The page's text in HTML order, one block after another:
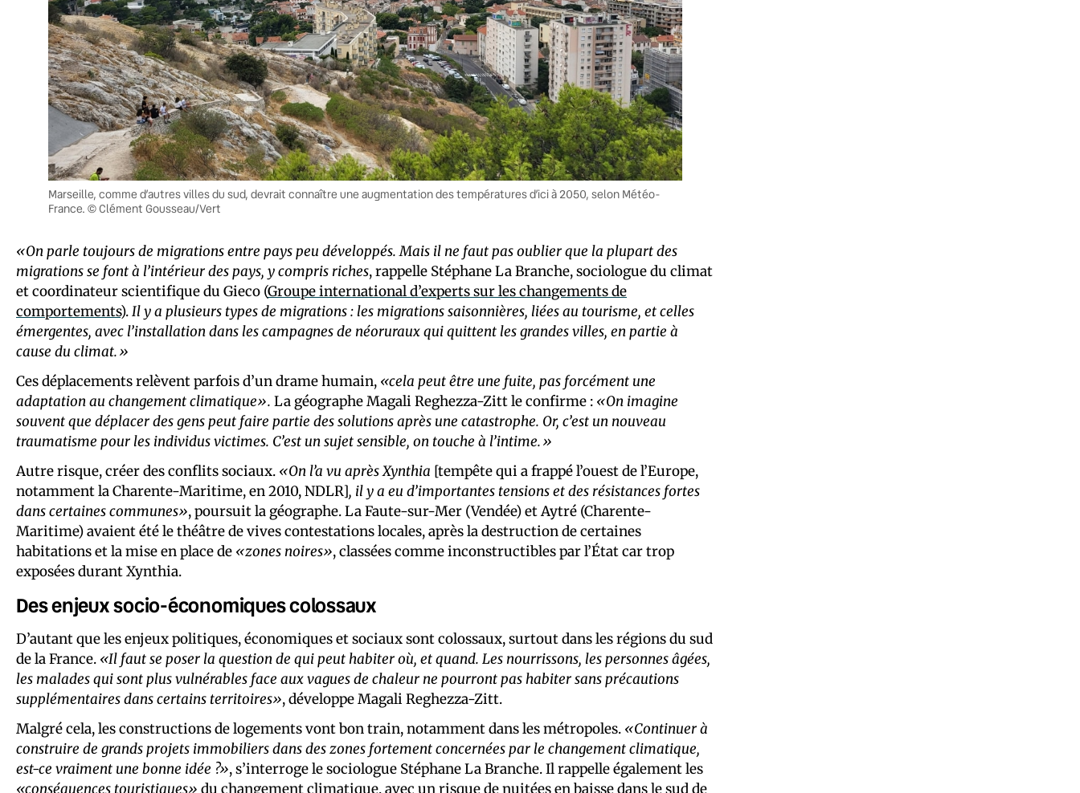
Marseille, comme d’autres villes du sud, devrait connaître une augmentation des températures d’ici à 2050, selon Météo-
France. © Clément Gousseau/Vert
«On parle toujours de migrations entre pays peu développés. Mais il ne faut pas oublier que la plupart des
migrations se font à l’intérieur des pays, y compris riches, rappelle Stéphane La Branche, sociologue du climat
et coordinateur scientifique du Gieco (Groupe international d’experts sur les changements de
comportements).Il y a plusieurs types de migrations : les migrations saisonnières, liées au tourisme, et celles
émergentes, avec l’installation dans les campagnes de néoruraux qui quittent les grandes villes, en partie à
cause du climat.»
Ces déplacements relèvent parfois d’un drame humain, «cela peut être une fuite, pas forcément une
adaptation au changement climatique». La géographe Magali Reghezza-Zitt le confirme : «On imagine
souvent que déplacer des gens peut faire partie des solutions après une catastrophe. Or, c’est un nouveau
traumatisme pour les individus victimes. C’est un sujet sensible, on touche à l’intime.»
Autre risque, créer des conflits sociaux. «On l’a vu après Xynthia [tempête qui a frappé l’ouest de l’Europe,
notamment la Charente-Maritime, en 2010, NDLR], il y a eu d’importantes tensions et des résistances fortes
dans certaines communes», poursuit la géographe. La Faute-sur-Mer (Vendée) et Aytré (Charente-
Maritime) avaient été le théâtre de vives contestations locales, après la destruction de certaines
habitations et la mise en place de «zones noires», classées comme inconstructibles par l’État car trop
exposées durant Xynthia.
Des enjeux socio-économiques colossaux
D’autant que les enjeux politiques, économiques et sociaux sont colossaux, surtout dans les régions du sud
de la France. «Il faut se poser la question de qui peut habiter où, et quand. Les nourrissons, les personnes âgées,
les malades qui sont plus vulnérables face aux vagues de chaleur ne pourront pas habiter sans précautions
supplémentaires dans certains territoires», développe Magali Reghezza-Zitt.
Malgré cela, les constructions de logements vont bon train, notamment dans les métropoles. «Continuer à
construire de grands projets immobiliers dans des zones fortement concernées par le changement climatique,
est-ce vraiment une bonne idée ?», s’interroge le sociologue Stéphane La Branche. Il rappelle également les
«conséquences touristiques» du changement climatique, avec un risque de nuitées en baisse dans le sud de